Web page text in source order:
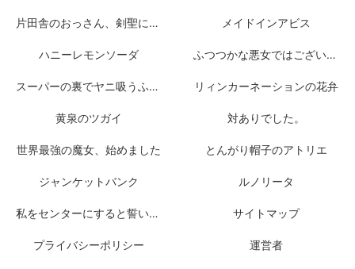
片田舎のおっさん、剣聖になる メイドインアビス
ハニーレモンソーダ ふつつかな悪女ではございますが
スーパーの裏でヤニ吸うふたり リィンカーネーションの花弁
黄泉のツガイ 対ありでした。
世界最強の魔女、始めました とんがり帽子のアトリエ
ジャンケットバンク ルノリータ
私をセンターにすると誓いますか？ サイトマップ
プライバシーポリシー 運営者